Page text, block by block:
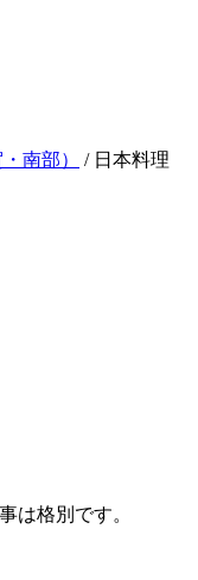
南部） / 日本料理
は格別です。